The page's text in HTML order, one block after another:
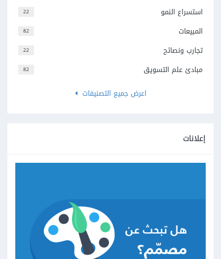
22 استسراع النمو
82 المبيعات
22 تجارب ونصائح
82
مبادئ علم التسويق
اعرض جميع التصنيفات
إعلانات